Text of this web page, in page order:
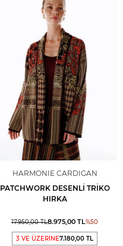
HARMONIE CARDIGAN
PATCHWORK DESENLI TRIKO
HIRKA
17.950,00TL8.975,00 TL%50
3 VE ÜZERİNE7.180,00 TL